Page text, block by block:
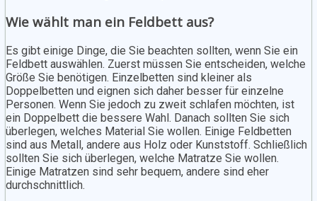
Wie wählt man ein Feldbett aus?
Es gibt einige Dinge, die Sie beachten sollten, wenn Sie ein
Feldbett auswählen. Zuerst müssen Sie entscheiden, welche
Größe Sie benötigen. Einzelbetten sind kleiner als
Doppelbetten und eignen sich daher besser für einzelne
Personen. Wenn Sie jedoch zu zweit schlafen möchten, ist
ein Doppelbett die bessere Wahl. Danach sollten Sie sich
überlegen, welches Material Sie wollen. Einige Feldbetten
sind aus Metall, andere aus Holz oder Kunststoff. Schließlich
sollten Sie sich überlegen, welche Matratze Sie wollen.
Einige Matratzen sind sehr bequem, andere sind eher
durchschnittlich.